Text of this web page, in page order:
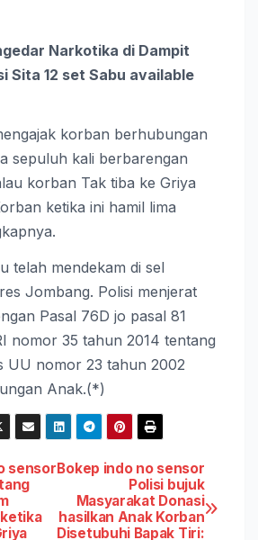
Narkotika di Dampit
Sita 12 set Sabu available
korban berhubungan
sepuluh kali berbarengan
korban Tak tiba ke Griya
ketika ini hamil lima
telah mendekam di sel
Jombang. Polisi menjerat
Pasal 76D jo pasal 81
nomor 35 tahun 2014 tentang
UU nomor 23 tahun 2002
Anak.(*)
Bokep indo no sensor
Polisi bujuk
Masyarakat Donasi
hasilkan Anak Korban
Disetubuhi Bapak Tiri:
sensor